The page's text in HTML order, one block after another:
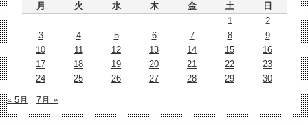
月
火 水 木 金 土
日
1
2
3
4 5 6 7 8
9
10
11 12 13 14 15
16
17
18 19 20 21 22
23
24
25 26 27 28 29 30
« 5月 7月 »